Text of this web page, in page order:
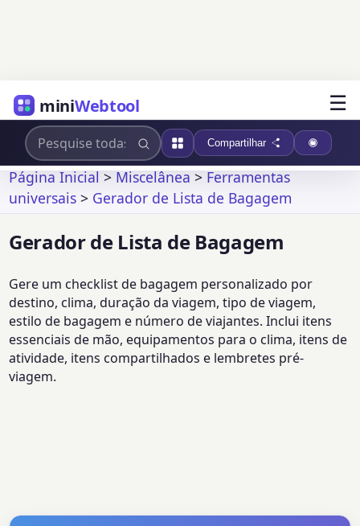
miniWebtool ☰
Compartilhar
Página Inicial>Miscelânea>Ferramentas
universais > Gerador de Lista de Bagagem
Gerador de Lista de Bagagem
Gere um checklist de bagagem personalizado por
destino, clima, duração da viagem, tipo de viagem,
estilo de bagagem e número de viajantes. Inclui itens
essenciais de mão, equipamentos para o clima, itens de
atividade, itens compartilhados e lembretes pré-
viagem.